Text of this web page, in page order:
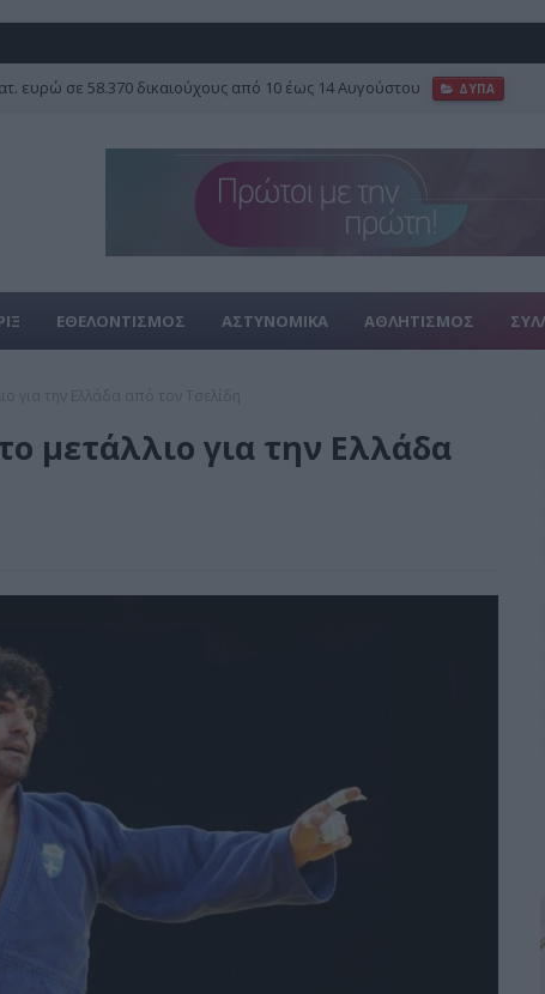
ευρώ σε 58.370 δικαιούχους από 10 έως 14 Αυγούστου ΔΥΠΑ
ΕΘΕΛΟΝΤΙΣΜΟΣ ΑΣΤΥΝΟΜΙΚΑ ΑΘΛΗΤΙΣΜΟΣ
μετάλλιο για την Ελλάδα